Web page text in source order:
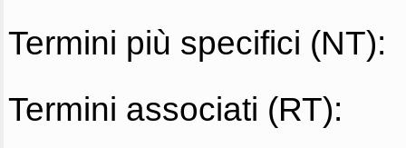
Termini più specifici (NT):
Termini associati (RT):